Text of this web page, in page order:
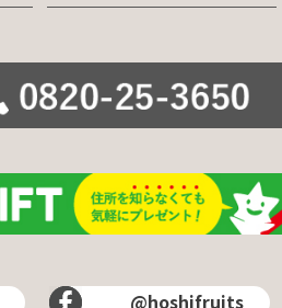
@hoshifruits